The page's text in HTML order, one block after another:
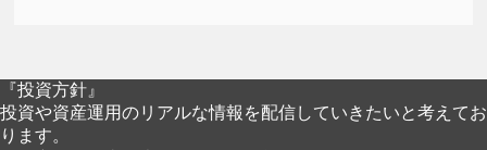
『投資方針』
投資や資産運用のリアルな情報を配信していきたいと考えてお
ります。